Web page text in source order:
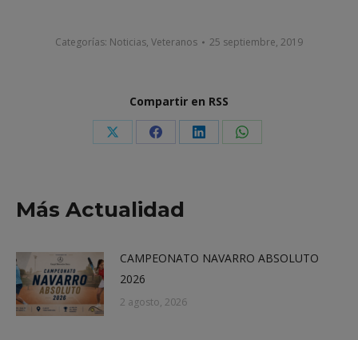
Categorías: Noticias, Veteranos 25 septiembre, 2019
Compartir en RSS
Share Share Share Share
Más Actualidad
CAMPEONATO NAVARRO ABSOLUTO
2026
2 agosto, 2026